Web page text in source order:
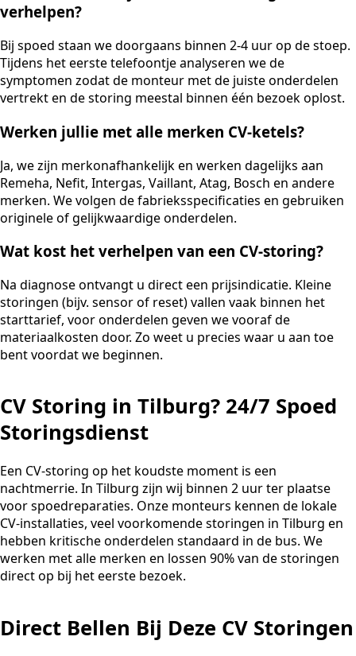
verhelpen?
Bij spoed staan we doorgaans binnen 2-4 uur op de stoep.
Tijdens het eerste telefoontje analyseren we de
symptomen zodat de monteur met de juiste onderdelen
vertrekt en de storing meestal binnen één bezoek oplost.
Werken jullie met alle merken CV-ketels?
Ja, we zijn merkonafhankelijk en werken dagelijks aan
Remeha, Nefit, Intergas, Vaillant, Atag, Bosch en andere
merken. We volgen de fabrieksspecificaties en gebruiken
originele of gelijkwaardige onderdelen.
Wat kost het verhelpen van een CV-storing?
Na diagnose ontvangt u direct een prijsindicatie. Kleine
storingen (bijv. sensor of reset) vallen vaak binnen het
starttarief, voor onderdelen geven we vooraf de
materiaalkosten door. Zo weet u precies waar u aan toe
bent voordat we beginnen.
CV Storing in Tilburg? 24/7 Spoed
Storingsdienst
Een CV-storing op het koudste moment is een
nachtmerrie. In Tilburg zijn wij binnen 2 uur ter plaatse
voor spoedreparaties. Onze monteurs kennen de lokale
CV-installaties, veel voorkomende storingen in Tilburg en
hebben kritische onderdelen standaard in de bus. We
werken met alle merken en lossen 90% van de storingen
direct op bij het eerste bezoek.
Direct Bellen Bij Deze CV Storingen